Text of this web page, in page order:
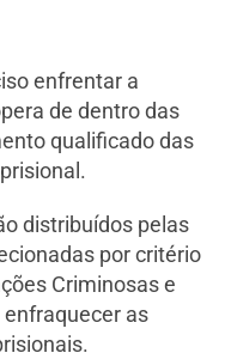
enfrentar a
de dentro das
qualificado das
distribuídos pelas
por critério
Criminosas e
as